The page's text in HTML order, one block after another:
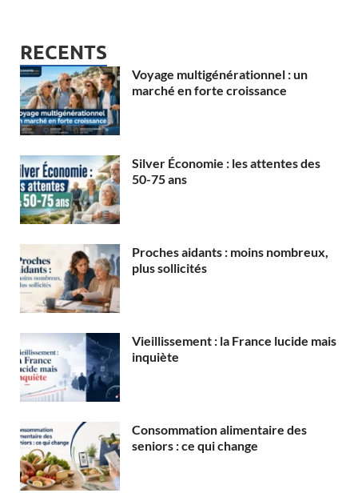
RECENTS
Voyage multigénérationnel : un
marché en forte croissance
Silver Économie : les attentes des
50-75 ans
Proches aidants : moins nombreux,
plus sollicités
Vieillissement : la France lucide mais
inquiète
Consommation alimentaire des
seniors : ce qui change